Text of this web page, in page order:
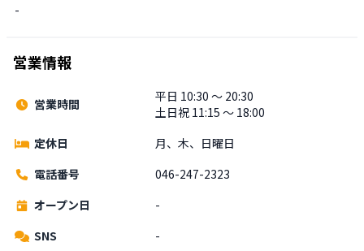
-
営業情報
営業時間
平日 10:30 〜 20:30
土日祝 11:15 〜 18:00
定休日
月、木、日曜日
電話番号
046-247-2323
オープン日
-
SNS
-